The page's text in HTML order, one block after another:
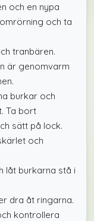
och en nypa
och ta
tranbären.
är genomvarm
burkar och
Ta bort
sätt på lock.
och
låt burkarna stå i
dra åt ringarna.
kontrollera